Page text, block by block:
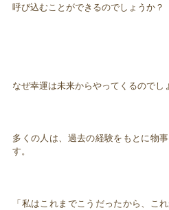
呼び込むことができるのでしょうか？
なぜ幸運は未来からやってくるのでし
多くの人は、過去の経験をもとに物事
す。
「私はこれまでこうだったから、こ